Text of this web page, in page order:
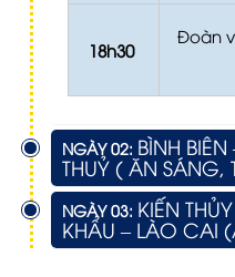
18h30
Đoàn
NGÀY 02: BÌNH
THUỶ ( ĂN SÁNG,
NGÀY 03: KIẾN
KHẨU – LÀO CAI